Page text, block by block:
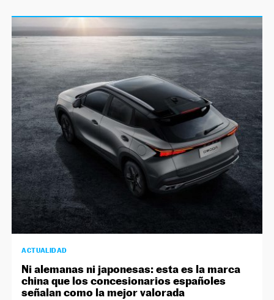
ACTUALIDAD
Ni alemanas ni japonesas: esta es la marca
china que los concesionarios españoles
señalan como la mejor valorada